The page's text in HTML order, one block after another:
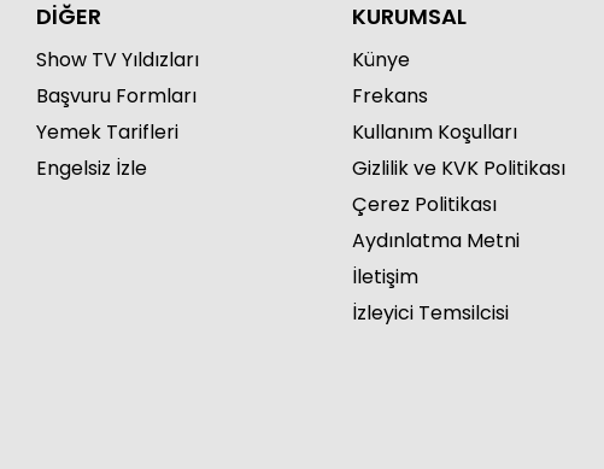
DİĞER
Show TV Yıldızları
Başvuru Formları
Yemek Tarifleri
Engelsiz İzle
KURUMSAL
Künye
Frekans
Kullanım Koşulları
Gizlilik ve KVK Politikası
Çerez Politikası
Aydınlatma Metni
İletişim
İzleyici Temsilcisi